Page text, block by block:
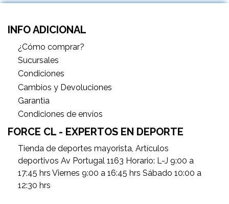
INFO ADICIONAL
¿Cómo comprar?
Sucursales
Condiciones
Cambios y Devoluciones
Garantìa
Condiciones de envíos
FORCE CL - EXPERTOS EN DEPORTE
Tienda de deportes mayorista, Artículos
deportivos Av Portugal 1163 Horario: L-J 9:00 a
17:45 hrs Viernes 9:00 a 16:45 hrs Sábado 10:00 a
12:30 hrs